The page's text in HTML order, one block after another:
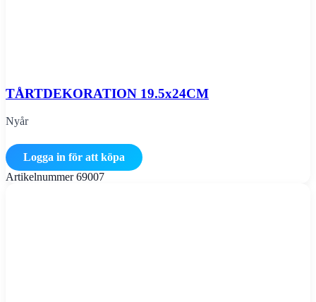
TÅRTDEKORATION 19.5x24CM
Nyår
Logga in för att köpa
Artikelnummer69007